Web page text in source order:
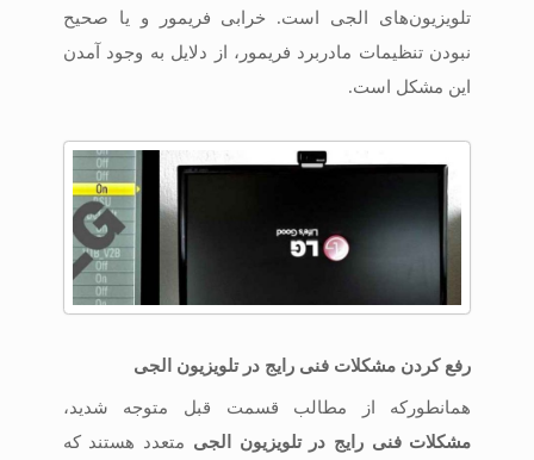
تلویزیون‌های الجی است. خرابی فریمور و یا صحیح
نبودن تنظیمات مادربرد فریمور، از دلایل به وجود آمدن
این مشکل است.
رفع کردن مشکلات فنی رایج در تلویزیون الجی
همانطورکه از مطالب قسمت قبل متوجه شدید،
مشکلات فنی رایج در تلویزیون الجی متعدد هستند که